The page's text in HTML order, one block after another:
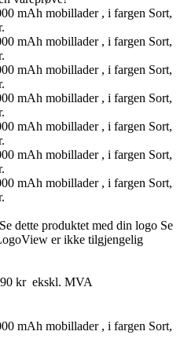
Se dette produktet med din logo Se
er ikke tilgjengelig
kr ekskl. MVA